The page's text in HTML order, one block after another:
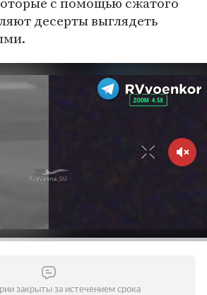
десерты выглядеть
закрыты за истечением срока